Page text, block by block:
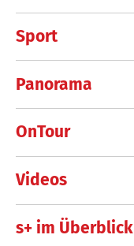
Sport
Panorama
OnTour
Videos
s+ im Überblick